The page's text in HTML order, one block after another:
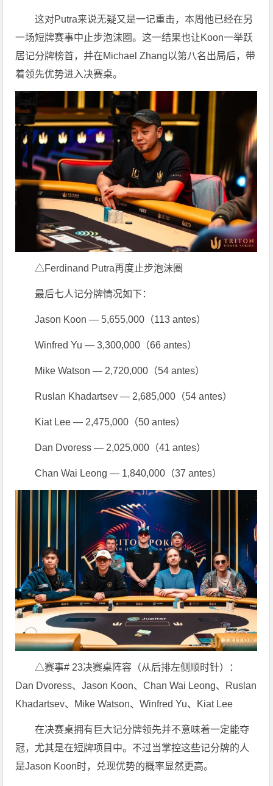
这对Putra来说无疑又是一记重击，本周他已经在另
一场短牌赛事中止步泡沫圈。这一结果也让Koon一举跃
居记分牌榜首，并在Michael Zhang以第八名出局后，带
着领先优势进入决赛桌。
△Ferdinand Putra再度止步泡沫圈
最后七人记分牌情况如下：
Jason Koon — 5,655,000（113 antes）
Winfred Yu — 3,300,000（66 antes）
Mike Watson — 2,720,000（54 antes）
Ruslan Khadartsev — 2,685,000（54 antes）
Kiat Lee — 2,475,000（50 antes）
Dan Dvoress — 2,025,000（41 antes）
Chan Wai Leong — 1,840,000（37 antes）
△赛事# 23决赛桌阵容（从后排左侧顺时针）：
Dan Dvoress、Jason Koon、Chan Wai Leong、Ruslan
Khadartsev、Mike Watson、Winfred Yu、Kiat Lee
在决赛桌拥有巨大记分牌领先并不意味着一定能夺
冠，尤其是在短牌项目中。不过当掌控这些记分牌的人
是Jason Koon时，兑现优势的概率显然更高。